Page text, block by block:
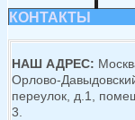
КОНТАКТЫ
НАШ АДРЕС:
Орлово-
переулок, д.1,
3.